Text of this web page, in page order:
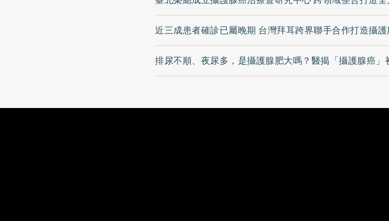
近三成患者確診已屬晚期 台灣拜耳跨界聯手合作打造攝
排尿不順、夜尿多，是攝護腺肥大嗎？醫揭「攝護腺癌」